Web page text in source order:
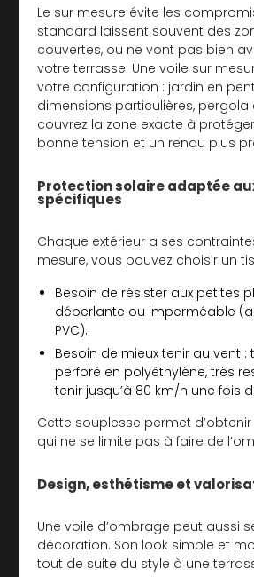
Le sur mesure évite les
standard laissent souvent des
couvertes, ou ne vont pas bien
votre terrasse. Une voile sur
votre configuration : jardin en
dimensions particulières, pergola
couvrez la zone exacte à
bonne tension et un rendu plus
Protection solaire adaptée
spécifiques
Chaque extérieur a ses
mesure, vous pouvez choisir un
Besoin de résister aux petites
déperlante ou imperméable
PVC).
Besoin de mieux tenir au vent
perforé en polyéthylène, très
tenir jusqu’à 80 km/h une fois
Cette souplesse permet
qui ne se limite pas à faire de
Design, esthétisme et
Une voile d’ombrage peut aussi
décoration. Son look simple et
tout de suite du style à une